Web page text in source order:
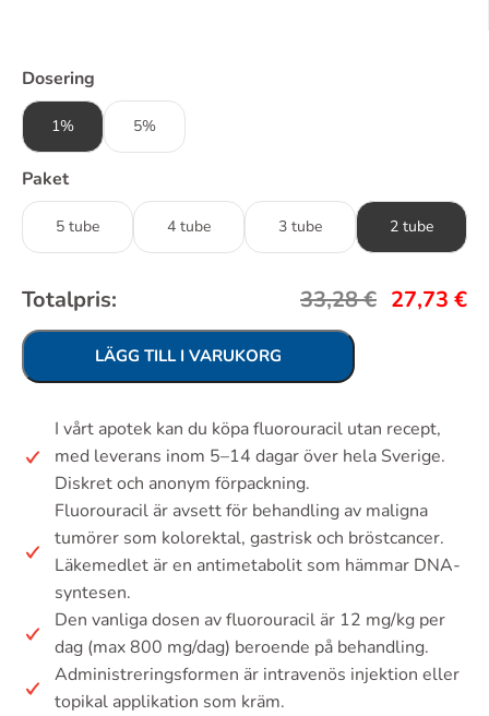
Dosering
1% 5%
Paket
5 tube 4 tube 3 tube 2 tube
Totalpris: 33,28€ 27,73 €
LÄGG TILL I VARUKORG
I vårt apotek kan du köpa fluorouracil utan recept,
med leverans inom 5–14 dagar över hela Sverige.
Diskret och anonym förpackning.
Fluorouracil är avsett för behandling av maligna
tumörer som kolorektal, gastrisk och bröstcancer.
Läkemedlet är en antimetabolit som hämmar DNA-
syntesen.
Den vanliga dosen av fluorouracil är 12 mg/kg per
dag (max 800 mg/dag) beroende på behandling.
Administreringsformen är intravenös injektion eller
topikal applikation som kräm.